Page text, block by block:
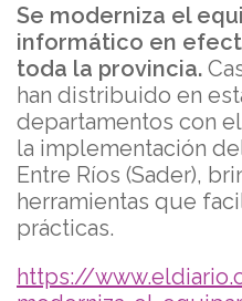
Se moderniza el
informático en
toda la provincia.
han distribuido en
departamentos con
la implementación
Entre Ríos (Sader),
herramientas que
prácticas.
https://